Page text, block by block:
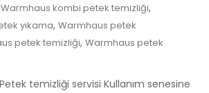
Warmhaus kombi petek temizliği,
yıkama, Warmhaus petek
petek temizliği, Warmhaus petek
temizliği servisi Kullanım senesine